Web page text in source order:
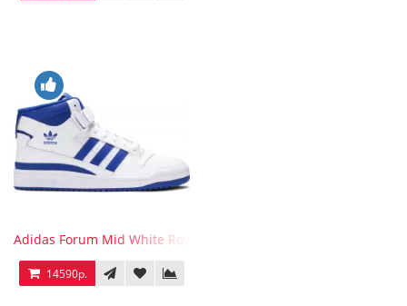
Adidas Forum Mid White Royal Blue
14590р.